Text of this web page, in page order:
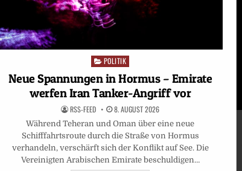
Posted
POLITIK
Neue Spannungen in Hormus – Emirate
werfen Iran Tanker-Angriff vor
RSS-FEED 8. AUGUST 2026
Während Teheran und Oman über eine neue
Schifffahrtsroute durch die Straße von Hormus
verhandeln, verschärft sich der Konflikt auf See. Die
Vereinigten Arabischen Emirate beschuldigen…